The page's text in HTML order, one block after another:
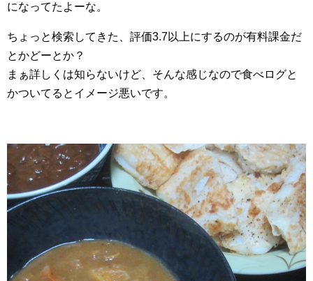
になってたよーな。
ちょっと検索してきた、評価3.7以上にするのが有料課金だ
とかどーとか？
まぁ詳しくは知らないけど、そんな感じなので食べログと
かついてるとイメージ悪いです。